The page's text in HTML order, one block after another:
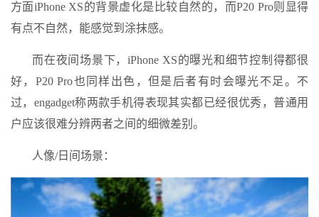
方面iPhone XS的背景虚化是比较自然的，而P20 Pro则显得
有点不自然，能感觉到涂抹感。
而在夜间场景下，iPhone XS的曝光和细节控制得都很
好，P20 Pro也同样出色，但是后者有时会曝光不足。不
过，engadget称两款手机得表现其实都已经很优秀，普通用
户应该很难分辨两者之间的细微差别。
人像/日间场景：